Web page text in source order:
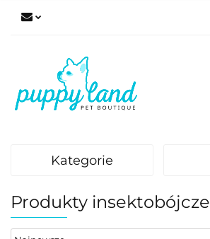
Kategorie
Produkty insektobójcze